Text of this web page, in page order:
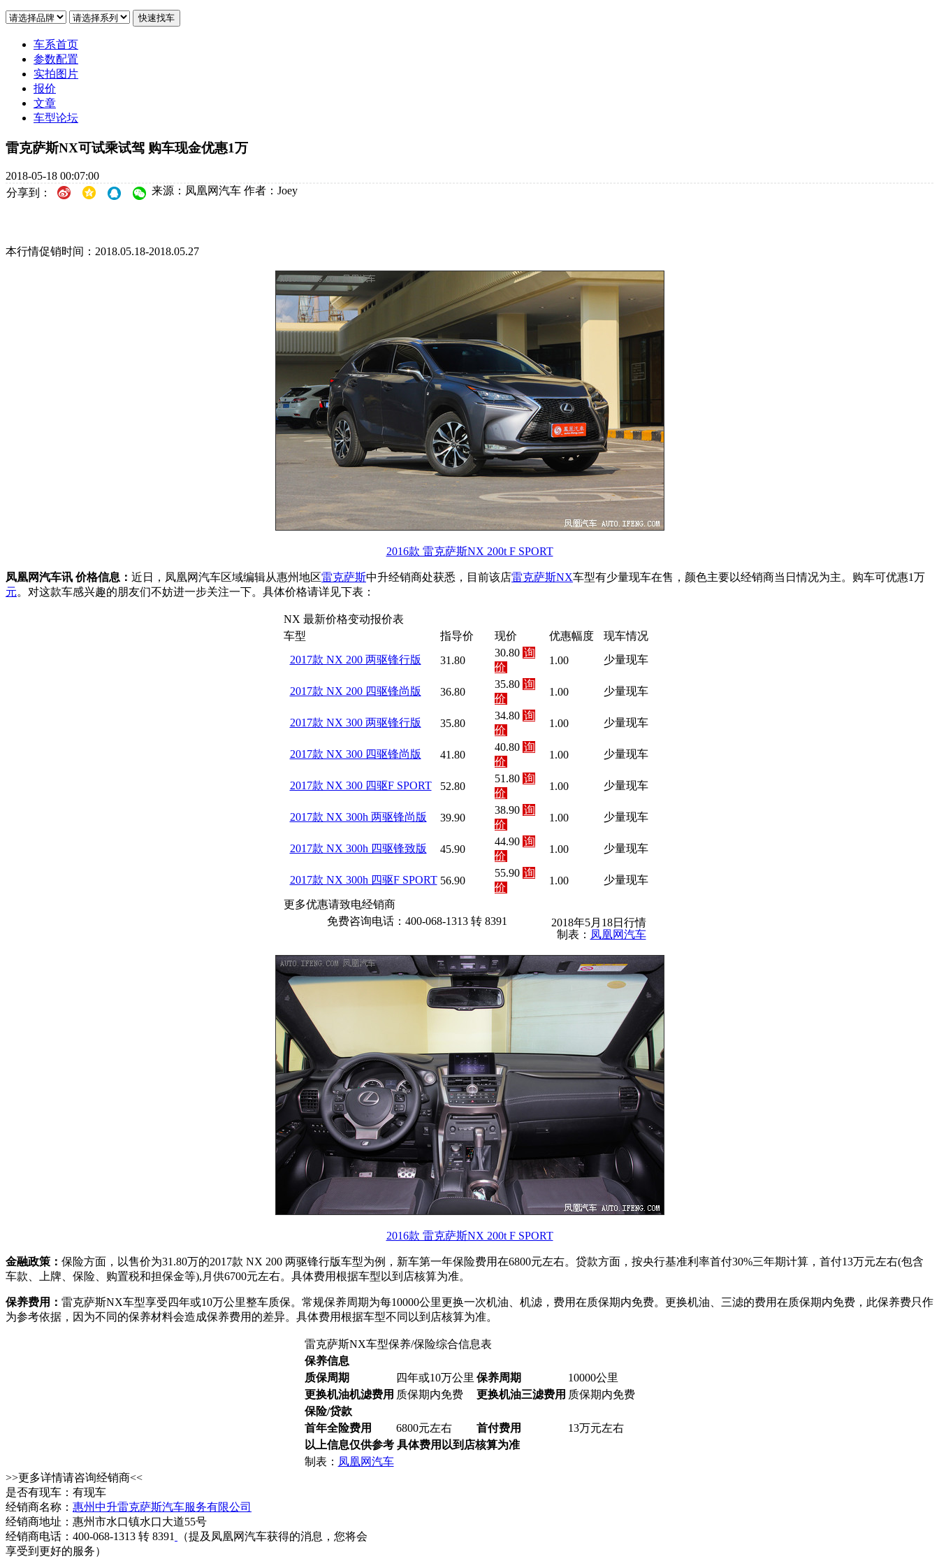
车系首页
参数配置
实拍图片
报价
文章
车型论坛
雷克萨斯NX可试乘试驾 购车现金优惠1万
2018-05-18 00:07:00
分享到：
来源：凤凰网汽车 作者：Joey
本行情促销时间：2018.05.18-2018.05.27
2016款 雷克萨斯NX 200t F SPORT
凤凰网汽车讯 价格信息： 近日，凤凰网汽车区域编辑从惠州地区雷克萨斯中升经销商处获悉，目前该店雷克萨斯NX车型有少量现车在售，颜色主要以经销商当日情况为主。购车可优惠1万
元。对这款车感兴趣的朋友们不妨进一步关注一下。具体价格请详见下表：
NX 最新价格变动报价表
车型 指导价 现价 优惠幅度
现车情况
2017款 NX 200 两驱锋行版
31.80
30.80 询
价
1.00 少量现车
2017款 NX 200 四驱锋尚版 36.80
35.80 询
价
1.00 少量现车
2017款 NX 300 两驱锋行版 35.80
34.80 询
价
1.00 少量现车
2017款 NX 300 四驱锋尚版 41.80
40.80 询
价
1.00 少量现车
2017款 NX 300 四驱F SPORT 52.80
51.80 询
价
1.00 少量现车
2017款 NX 300h 两驱锋尚版 39.90
38.90 询
价
1.00 少量现车
2017款 NX 300h 四驱锋致版 45.90
44.90 询
价
1.00 少量现车
2017款 NX 300h 四驱F SPORT 56.90
55.90 询
价
1.00 少量现车
更多优惠请致电经销商
免费咨询电话：400-068-1313 转 8391
2018年5月18日行情
制表： 凤凰网汽车
2016款 雷克萨斯NX 200t F SPORT
金融政策： 保险方面，以售价为31.80万的2017款 NX 200 两驱锋行版车型为例，新车第一年保险费用在6800元左右。贷款方面，按央行基准利率首付30%三年期计算，首付13万元左右(包含
车款、上牌、保险、购置税和担保金等),月供6700元左右。具体费用根据车型以到店核算为准。
保养费用： 雷克萨斯NX车型享受四年或10万公里整车质保。常规保养周期为每10000公里更换一次机油、机滤，费用在质保期内免费。更换机油、三滤的费用在质保期内免费，此保养费只作
为参考依据，因为不同的保养材料会造成保养费用的差异。具体费用根据车型不同以到店核算为准。
雷克萨斯NX车型保养/保险综合信息表
保养信息
质保周期
四年或10万公里 保养周期
10000公里
更换机油机滤费用 质保期内免费 更换机油三滤费用 质保期内免费
保险/贷款
首年全险费用
6800元左右 首付费用
13万元左右
以上信息仅供参考 具体费用以到店核算为准
制表： 凤凰网汽车
>>更多详情请咨询经销商<<
是否有现车：有现车
经销商名称： 惠州中升雷克萨斯汽车服务有限公司
经销商地址：惠州市水口镇水口大道55号
经销商电话：400-068-1313 转 8391
（提及凤凰网汽车获得的消息，您将会
享受到更好的服务）